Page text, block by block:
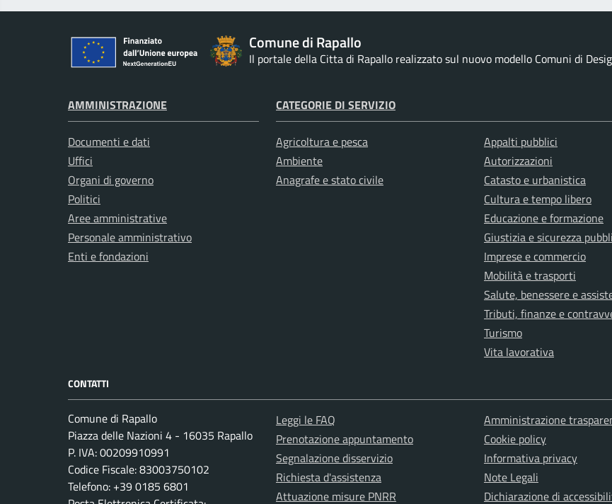
Comune di Rapallo
Il portale della Citta di Rapallo realizzato sul nuovo modello Comuni di
AMMINISTRAZIONE
Documenti e dati
Uffici
Organi di governo
Politici
Aree amministrative
Personale amministrativo
Enti e fondazioni
CATEGORIE DI SERVIZIO
Agricoltura e pesca
Ambiente
Anagrafe e stato civile
Appalti pubblici
Autorizzazioni
Catasto e urbanistica
Cultura e tempo libero
Educazione e formazione
Giustizia e sicurezza
Imprese e commercio
Mobilità e trasporti
Salute, benessere e
Tributi, finanze e
Turismo
Vita lavorativa
CONTATTI
Comune di Rapallo
Piazza delle Nazioni 4 - 16035 Rapallo
P. IVA: 00209910991
Codice Fiscale: 83003750102
Telefono: +39 0185 6801
Leggi le FAQ
Prenotazione appuntamento
Segnalazione disservizio
Richiesta d'assistenza
Attuazione misure PNRR
Amministrazione
Cookie policy
Informativa privacy
Note Legali
Dichiarazione di